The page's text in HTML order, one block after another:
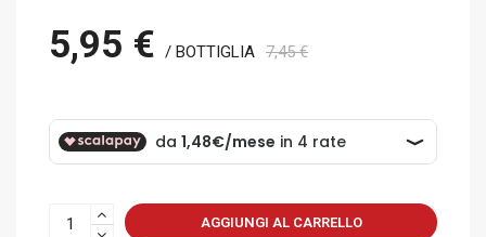
5,95 € / BOTTIGLIA 7,45 €
AGGIUNGI AL CARRELLO